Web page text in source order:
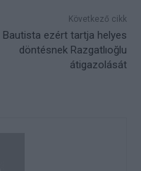
Következő cikk
Bautista ezért tartja helyes
döntésnek Razgatlıoğlu
átigazolását